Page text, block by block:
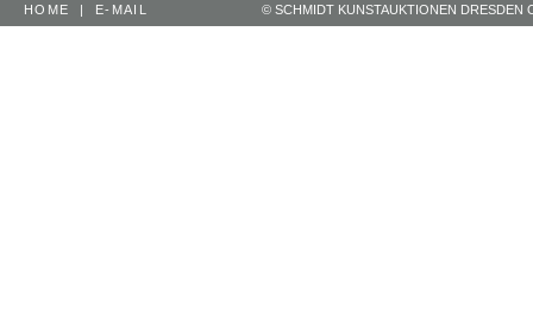
HOME | E-MAIL © SCHMIDT KUNSTAUKTIONEN DRESDEN